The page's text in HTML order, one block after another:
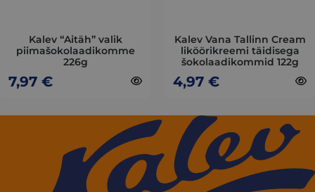
Kalev “Aitäh” valik
piimašokolaadikomme
226g
7,97 €
the
page
Kalev Vana Tallinn Cream
liköörikreemi täidisega
šokolaadikommid 122g
4,97 €
on
the
page